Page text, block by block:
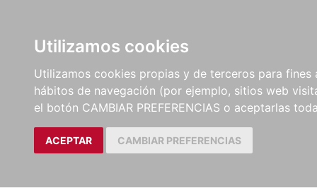
Utilizamos cookies
Utilizamos cookies propias y de terceros para
hábitos de navegación (por ejemplo, sitios web
el botón CAMBIAR PREFERENCIAS o aceptarlas
ACEPTAR CAMBIAR PREFERENCIAS